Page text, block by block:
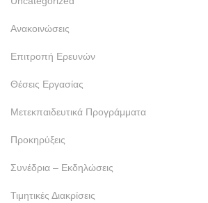
Ανακοινώσεις
Επιτροπή Ερευνών
Θέσεις Εργασίας
Μετεκπαιδευτικά Προγράμματα
Προκηρύξεις
Συνέδρια – Εκδηλώσεις
Τιμητικές Διακρίσεις